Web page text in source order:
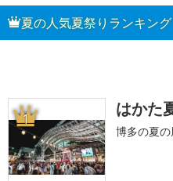
夏の人気夏祭りランキン
1 はかた
博多の夏